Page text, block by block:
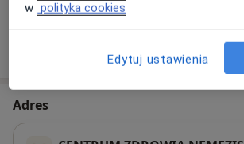
W jaki sposób ustalane są ceny?
Adres
w polityka cookies
Edytuj ustawienia